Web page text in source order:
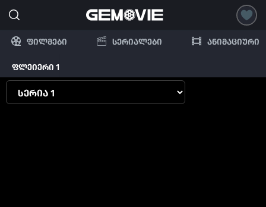
ფილმები სერიალები ანიმაციური
ფლეიერი 1